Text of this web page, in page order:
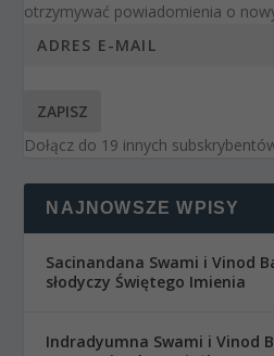
otrzymywać powiadomienia o
ZAPISZ
Dołącz do 19 innych
NAJNOWSZE WPISY
Sacinandana Swami i Vinod
słodyczy Świętego Imienia
Indradyumna Swami i Vinod